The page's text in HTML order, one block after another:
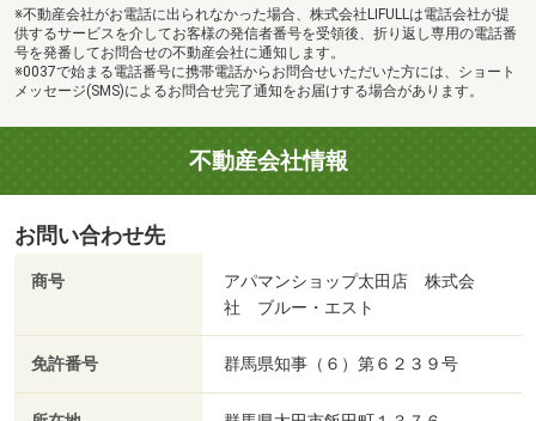
※不動産会社がお電話に出られなかった場合、株式会社LIFULLは電話会社が提
供するサービスを介してお客様の発信者番号を受領後、折り返し専用の電話番
号を発番してお問合せの不動産会社に通知します。
※0037で始まる電話番号に携帯電話からお問合せいただいた方には、ショート
メッセージ(SMS)によるお問合せ完了通知をお届けする場合があります。
不動産会社情報
お問い合わせ先
商号
アパマンショップ太田店 株式会
社 ブルー・エスト
免許番号 群馬県知事（６）第６２３９号